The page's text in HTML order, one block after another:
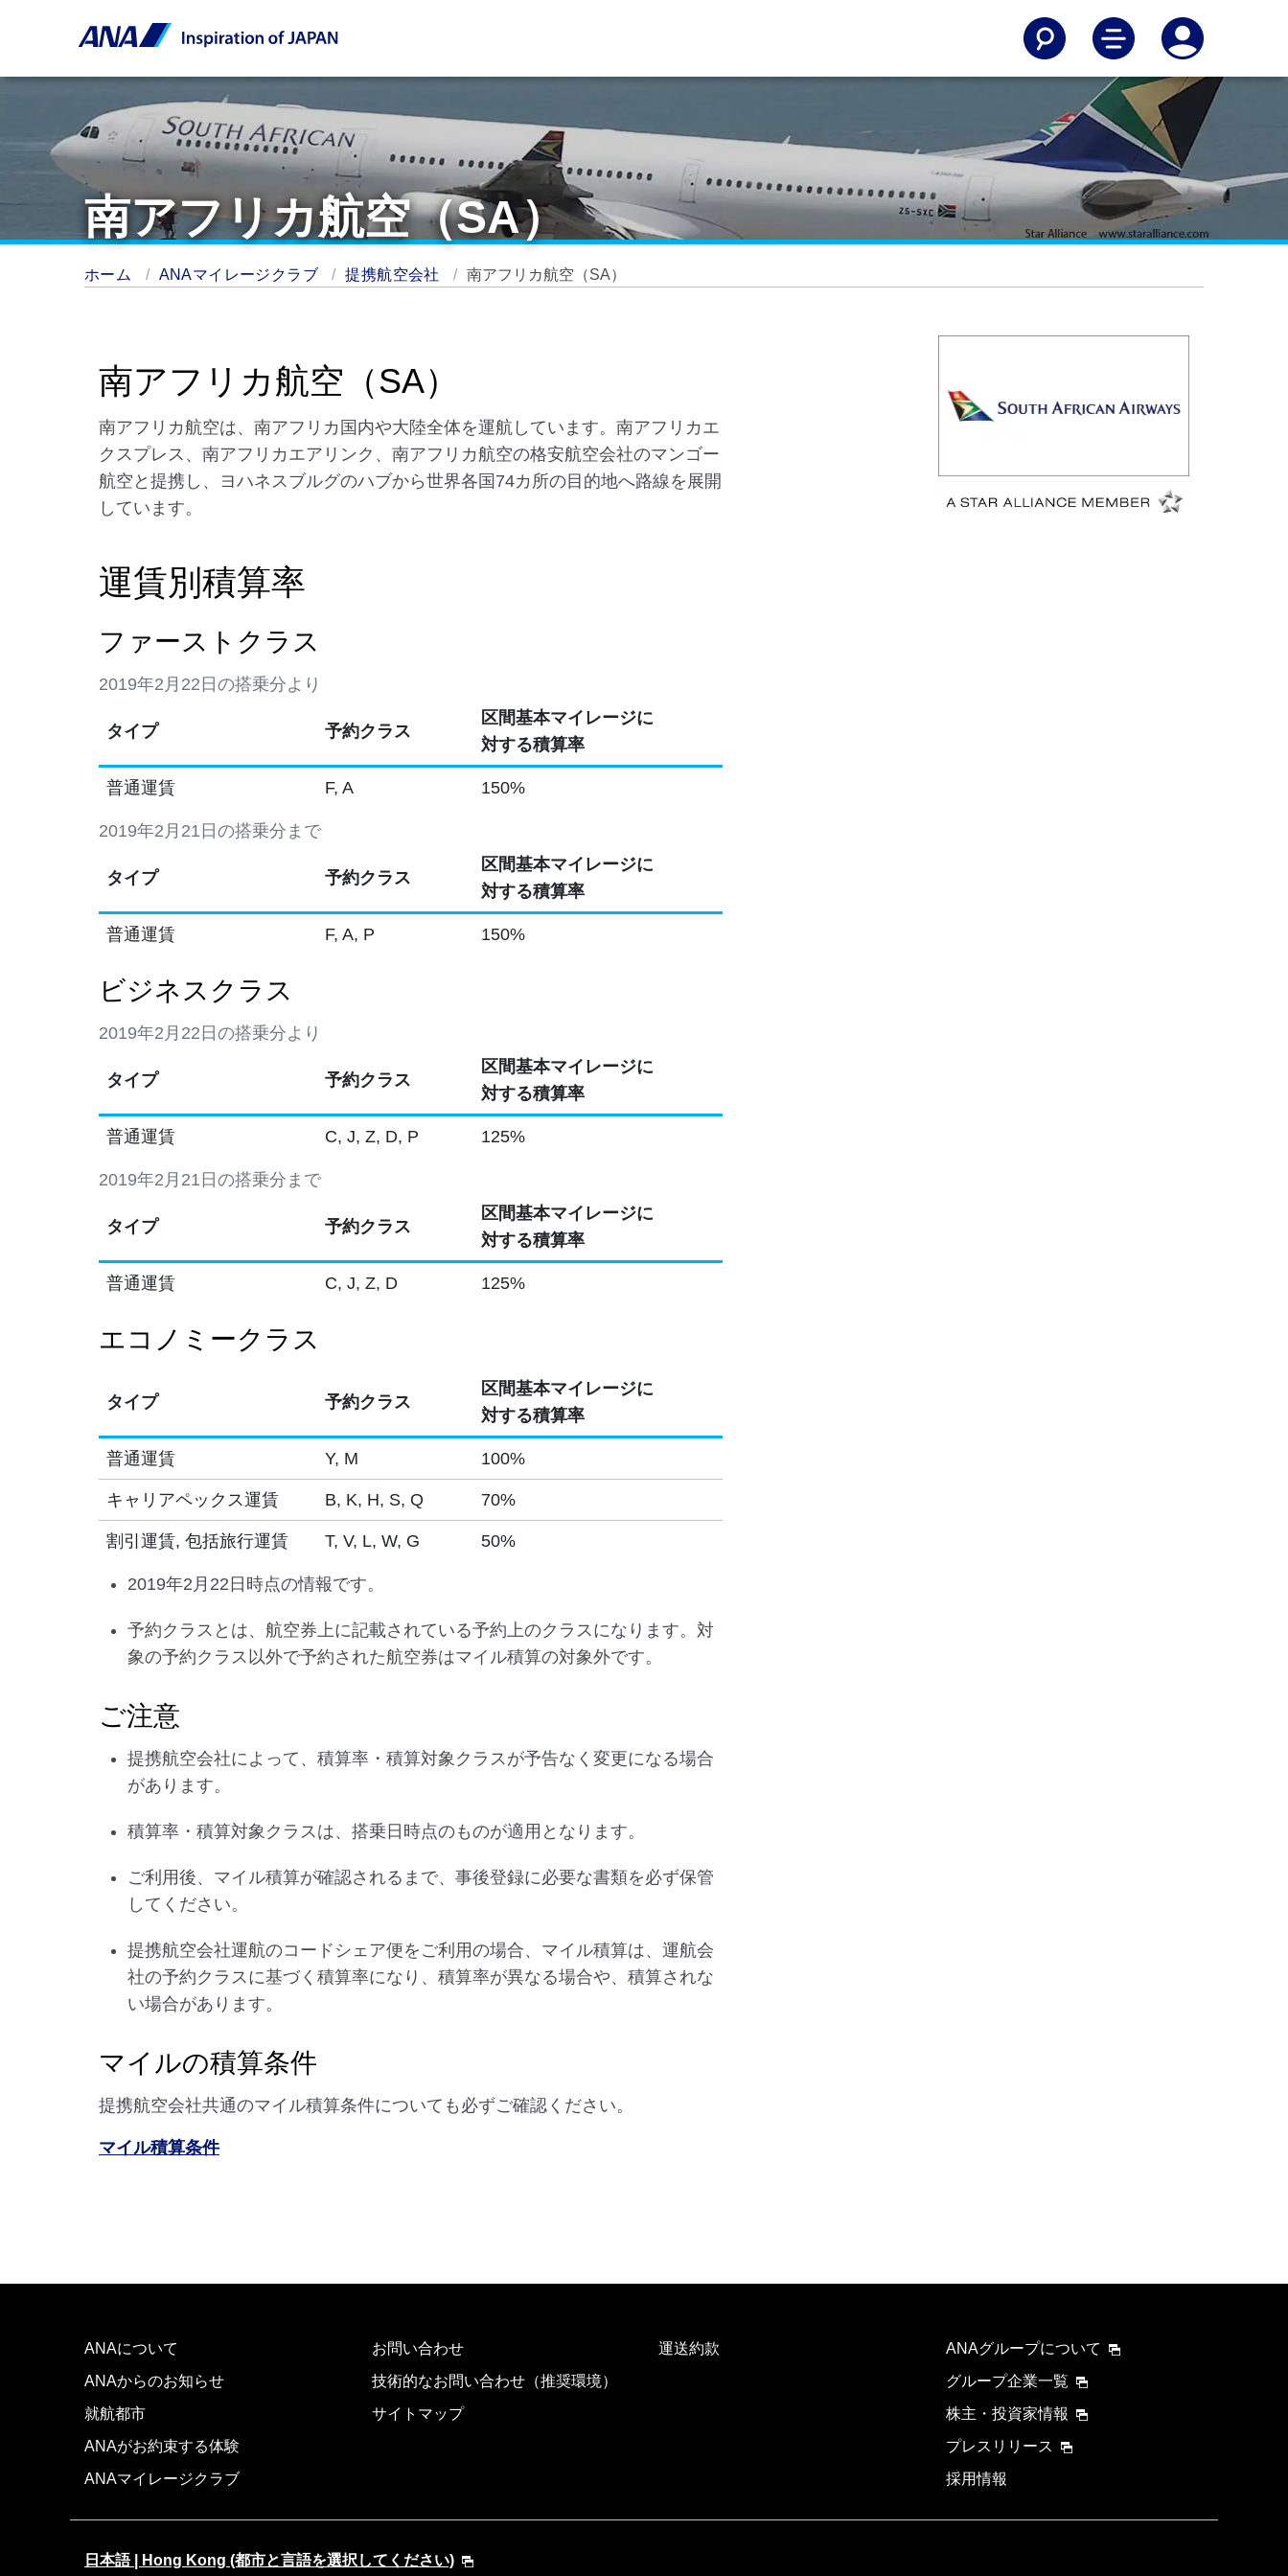
南アフリカ航空（SA）
ホーム ANAマイレージクラブ 提携航空会社 南アフリカ航空（SA）
南アフリカ航空（SA）
南アフリカ航空は、南アフリカ国内や大陸全体を運航しています。南アフリカエ
クスプレス、南アフリカエアリンク、南アフリカ航空の格安航空会社のマンゴー
航空と提携し、ヨハネスブルグのハブから世界各国74カ所の目的地へ路線を展開
しています。
運賃別積算率
ファーストクラス
2019年2月22日の搭乗分より
タイプ 予約クラス
区間基本マイレージに
対する積算率
普通運賃 F, A 150%
2019年2月21日の搭乗分まで
タイプ 予約クラス
区間基本マイレージに
対する積算率
普通運賃 F, A, P 150%
ビジネスクラス
2019年2月22日の搭乗分より
タイプ 予約クラス
区間基本マイレージに
対する積算率
普通運賃 C, J, Z, D, P 125%
2019年2月21日の搭乗分まで
タイプ 予約クラス
区間基本マイレージに
対する積算率
普通運賃 C, J, Z, D 125%
エコノミークラス
タイプ 予約クラス
区間基本マイレージに
対する積算率
普通運賃 Y, M 100%
キャリアペックス運賃 B, K, H, S, Q 70%
割引運賃, 包括旅行運賃 T, V, L, W, G 50%
2019年2月22日時点の情報です。
予約クラスとは、航空券上に記載されている予約上のクラスになります。対
象の予約クラス以外で予約された航空券はマイル積算の対象外です。
ご注意
提携航空会社によって、積算率・積算対象クラスが予告なく変更になる場合
があります。
積算率・積算対象クラスは、搭乗日時点のものが適用となります。
ご利用後、マイル積算が確認されるまで、事後登録に必要な書類を必ず保管
してください。
提携航空会社運航のコードシェア便をご利用の場合、マイル積算は、運航会
社の予約クラスに基づく積算率になり、積算率が異なる場合や、積算されな
い場合があります。
マイルの積算条件
提携航空会社共通のマイル積算条件についても必ずご確認ください。
マイル積算条件
ANAについて
ANAからのお知らせ
就航都市
ANAがお約束する体験
ANAマイレージクラブ
お問い合わせ
技術的なお問い合わせ（推奨環境）
サイトマップ
運送約款
ANAグループについて
グループ企業一覧
株主・投資家情報
プレスリリース
採用情報
日本語 | Hong Kong (都市と言語を選択してください)